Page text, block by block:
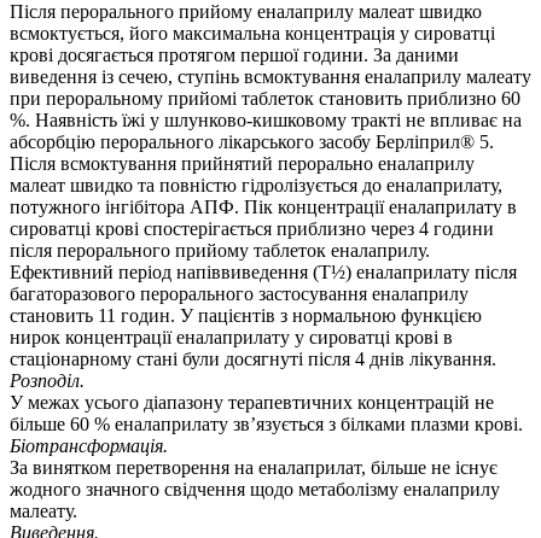
Після перорального прийому еналаприлу малеат швидко
всмоктується, його максимальна концентрація у сироватці
крові досягається протягом першої години. За даними
виведення із сечею, ступінь всмоктування еналаприлу малеату
при пероральному прийомі таблеток становить приблизно 60
%. Наявність їжі у шлунково-кишковому тракті не впливає на
абсорбцію перорального лікарського засобу Берліприл® 5.
Після всмоктування прийнятий перорально еналаприлу
малеат швидко та повністю гідролізується до еналаприлату,
потужного інгібітора АПФ. Пік концентрації еналаприлату в
сироватці крові спостерігається приблизно через 4 години
після перорального прийому таблеток еналаприлу.
Ефективний період напіввиведення (Т½) еналаприлату після
багаторазового перорального застосування еналаприлу
становить 11 годин. У пацієнтів з нормальною функцією
нирок концентрації еналаприлату у сироватці крові в
стаціонарному стані були досягнуті після 4 днів лікування.
Розподіл.
У межах усього діапазону терапевтичних концентрацій не
більше 60 % еналаприлату зв’язується з білками плазми крові.
Біотрансформація.
За винятком перетворення на еналаприлат, більше не існує
жодного значного свідчення щодо метаболізму еналаприлу
малеату.
Виведення.